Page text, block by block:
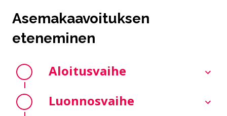
Asemakaavoituksen
eteneminen
Aloitusvaihe
Luonnosvaihe